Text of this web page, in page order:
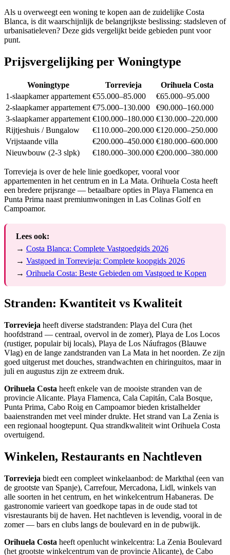
Als u overweegt een woning te kopen aan de zuidelijke Costa
Blanca, is dit waarschijnlijk de belangrijkste beslissing: stadsleven of
urbanisatieleven? Deze gids vergelijkt beide gebieden punt voor
punt.
Prijsvergelijking per Woningtype
Woningtype Torrevieja
Orihuela Costa
1-slaapkamer appartement €55.000–85.000
€65.000–95.000
2-slaapkamer appartement €75.000–130.000
€90.000–160.000
3-slaapkamer appartement €100.000–180.000 €130.000–220.000
Rijtjeshuis / Bungalow
€110.000–200.000 €120.000–250.000
Vrijstaande villa
€200.000–450.000 €180.000–600.000
Nieuwbouw (2-3 slpk)
€180.000–300.000 €200.000–380.000
Torrevieja is over de hele linie goedkoper, vooral voor
appartementen in het centrum en in La Mata. Orihuela Costa heeft
een bredere prijsrange — betaalbare opties in Playa Flamenca en
Punta Prima naast premiumwoningen in Las Colinas Golf en
Campoamor.
Lees ook:
→ Costa Blanca: Complete Vastgoedgids 2026
→ Vastgoed in Torrevieja: Complete koopgids 2026
→ Orihuela Costa: Beste Gebieden om Vastgoed te Kopen
Stranden: Kwantiteit vs Kwaliteit
Torrevieja heeft diverse stadstranden: Playa del Cura (het
hoofdstrand — centraal, overvol in de zomer), Playa de Los Locos
(rustiger, populair bij locals), Playa de Los Náufragos (Blauwe
Vlag) en de lange zandstranden van La Mata in het noorden. Ze zijn
goed uitgerust met douches, strandwachten en chiringuitos, maar in
juli en augustus zijn ze extreem druk.
Orihuela Costa heeft enkele van de mooiste stranden van de
provincie Alicante. Playa Flamenca, Cala Capitán, Cala Bosque,
Punta Prima, Cabo Roig en Campoamor bieden kristalhelder
baaienstranden met veel minder drukte. Het strand van La Zenia is
een regionaal hoogtepunt. Qua strandkwaliteit wint Orihuela Costa
overtuigend.
Winkelen, Restaurants en Nachtleven
Torrevieja biedt een compleet winkelaanbod: de Markthal (een van
de grootste van Spanje), Carrefour, Mercadona, Lidl, winkels van
alle soorten in het centrum, en het winkelcentrum Habaneras. De
gastronomie varieert van goedkope tapas in de oude stad tot
visrestaurants bij de haven. Het nachtleven is levendig, vooral in de
zomer — bars en clubs langs de boulevard en in de pubwijk.
Orihuela Costa heeft openlucht winkelcentra: La Zenia Boulevard
(het grootste winkelcentrum van de provincie Alicante), de Cabo